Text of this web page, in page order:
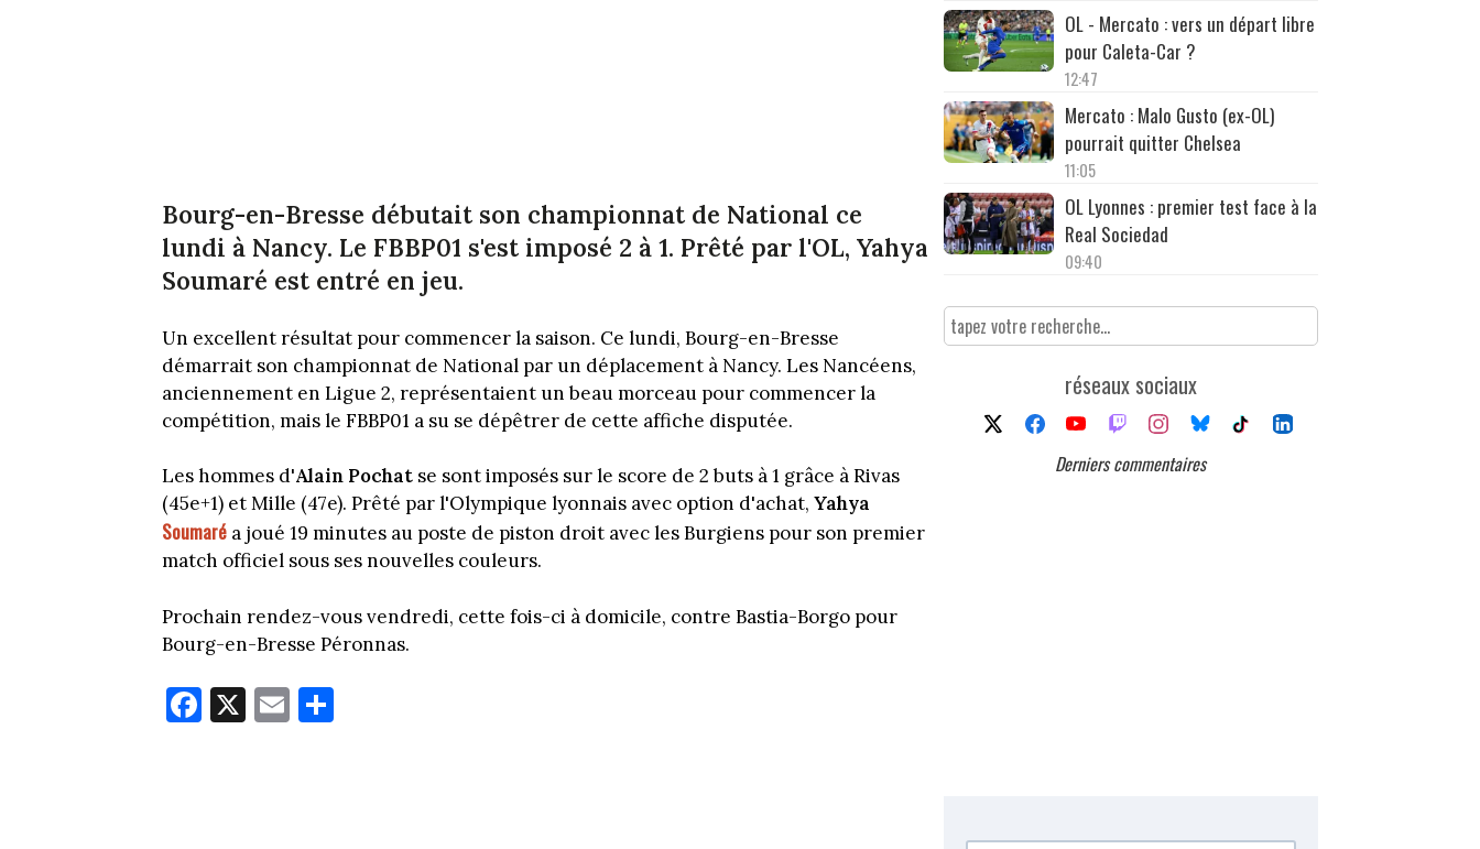
Bourg-en-Bresse débutait son championnat de National ce
lundi à Nancy. Le FBBP01 s'est imposé 2 à 1. Prêté par l'OL, Yahya
Soumaré est entré en jeu.
Un excellent résultat pour commencer la saison. Ce lundi, Bourg-en-Bresse
démarrait son championnat de National par un déplacement à Nancy. Les Nancéens,
anciennement en Ligue 2, représentaient un beau morceau pour commencer la
compétition, mais le FBBP01 a su se dépêtrer de cette affiche disputée.
Les hommes d'Alain Pochat se sont imposés sur le score de 2 buts à 1 grâce à Rivas
(45e+1) et Mille (47e). Prêté par l'Olympique lyonnais avec option d'achat, Yahya
Soumaré a joué 19 minutes au poste de piston droit avec les Burgiens pour son premier
match officiel sous ses nouvelles couleurs.
Prochain rendez-vous vendredi, cette fois-ci à domicile, contre Bastia-Borgo pour
Bourg-en-Bresse Péronnas.
Fa
ce
X E
m
OL - Mercato : vers un départ libre
pour Caleta-Car ?
12:47
Mercato : Malo Gusto (ex-OL)
pourrait quitter Chelsea
11:05
OL Lyonnes : premier test face à la
Real Sociedad
09:40
réseaux sociaux
Derniers commentaires